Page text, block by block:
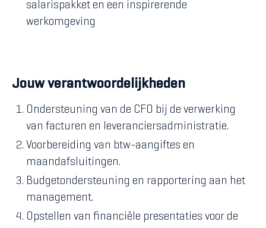
salarispakket en een inspirerende
werkomgeving
Jouw verantwoordelijkheden
Ondersteuning van de CFO bij de verwerking
van facturen en leveranciersadministratie.
Voorbereiding van btw-aangiftes en
maandafsluitingen.
Budgetondersteuning en rapportering aan het
management.
Opstellen van financiële presentaties voor de